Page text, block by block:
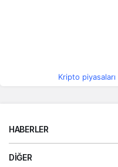
Kripto piyasaları
HABERLER
DIĞER